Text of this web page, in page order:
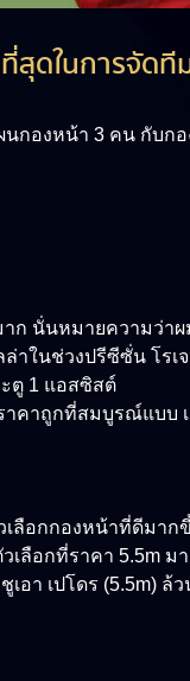
สุดในการจัดที
นกองหน้า 3 คน กับ
ก นั่นหมายความว่า
ในช่วงปรีซีซั่น โรเจ
ตู 1 แอสซิสต์
าคาถูกที่สมบูรณ์แบบ
เลือกกองหน้าที่ดีมา
อกที่ราคา 5.5m มา
อา เปโดร (5.5m)